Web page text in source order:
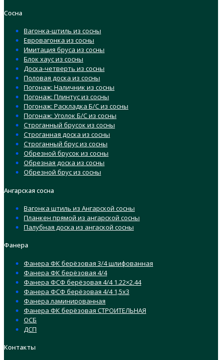
Сосна
Вагонка-штиль из сосны
Евровагонка из сосны
Имитация бруса из сосны
Блок хаус из сосны
Доска-четверть из сосны
Половая доска из сосны
Погонаж: Наличник из сосны
Погонаж: Плинтус из сосны
Погонаж: Раскладка Б/С из сосны
Погонаж: Уголок Б/С из сосны
Строганный брусок из сосны
Строганная доска из сосны
Строганный брус из сосны
Обрезной брусок из сосны
Обрезная доска из сосны
Обрезной брус из сосны
Ангарская сосна
Вагонка штиль из Ангарской сосны
Планкен прямой из ангарской сосны
Палубная доска из ангаской сосны
Фанера
Фанера ФК берёзовая 3/4 шлифованная
Фанера ФК берёзовая 4/4
Фанера ФСФ берёзовая 4/4 1.22×2.44
Фанера ФСФ берёзовая 4/4 1,5х3
Фанера ламинированная
Фанера ФК берёзовая СТРОИТЕЛЬНАЯ
ОСБ
ДСП
Контакты